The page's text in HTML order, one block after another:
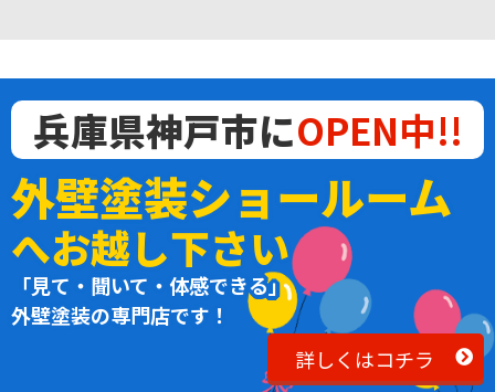
兵庫県神戸市にOPEN中!!
外壁塗装ショールーム
へお越し下さい
「見て・聞いて・体感できる」
外壁塗装の専門店です！
詳しくはコチラ